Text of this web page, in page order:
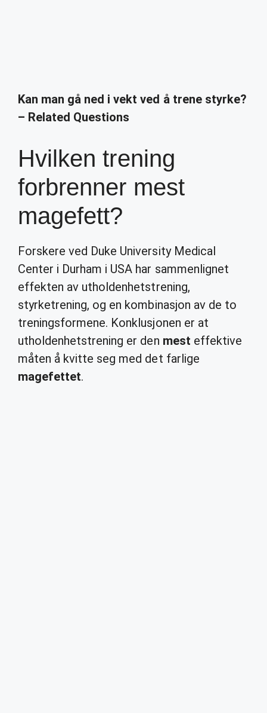
Kan man gå ned i vekt ved å trene styrke?
– Related Questions
Hvilken trening
forbrenner mest
magefett?
Forskere ved Duke University Medical
Center i Durham i USA har sammenlignet
effekten av utholdenhetstrening,
styrketrening, og en kombinasjon av de to
treningsformene. Konklusjonen er at
utholdenhetstrening er den mest effektive
måten å kvitte seg med det farlige
magefettet.